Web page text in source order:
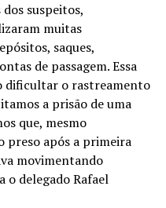
dos suspeitos,
muitas
saques,
de passagem. Essa
dificultar o rastreamento
a prisão de uma
que, mesmo
preso após a primeira
movimentando
o delegado Rafael